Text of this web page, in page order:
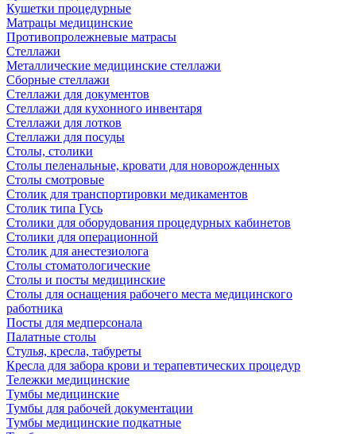
Кушетки процедурные
Матрацы медицинские
Противопролежневые матрасы
Стеллажи
Металлические медицинские стеллажи
Сборные стеллажи
Стеллажи для документов
Стеллажи для кухонного инвентаря
Стеллажи для лотков
Стеллажи для посуды
Столы, столики
Столы пеленальные, кровати для новорожденных
Столы смотровые
Столик для транспортировки медикаментов
Столик типа Гусь
Столики для оборудования процедурных кабинетов
Столики для операционной
Столик для анестезиолога
Столы стоматологические
Столы и посты медицинские
Столы для оснащения рабочего места медицинского
работника
Посты для медперсонала
Палатные столы
Стулья, кресла, табуреты
Кресла для забора крови и терапевтических процедур
Тележки медицинские
Тумбы медицинские
Тумбы для рабочей документации
Тумбы медицинские подкатные